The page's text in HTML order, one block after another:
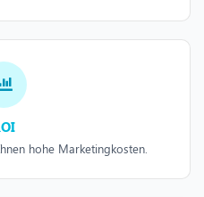
hohe Marketingkosten.